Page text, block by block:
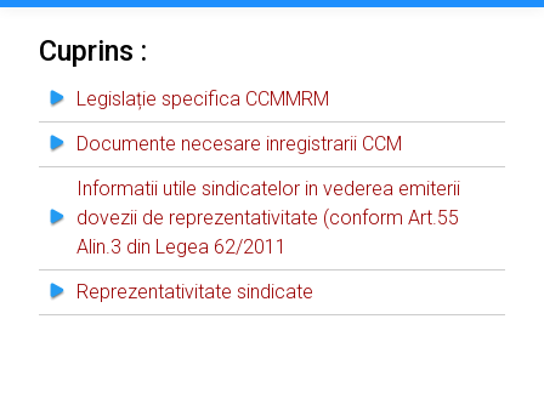
Cuprins :
Legislație specifica CCMMRM
Documente necesare inregistrarii CCM
Informatii utile sindicatelor in vederea emiterii
dovezii de reprezentativitate (conform Art.55
Alin.3 din Legea 62/2011
Reprezentativitate sindicate